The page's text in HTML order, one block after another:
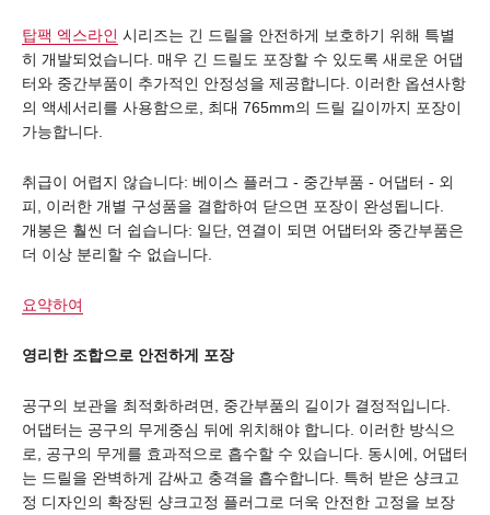
탑팩 엑스라인 시리즈는 긴 드릴을 안전하게 보호하기 위해 특별
히 개발되었습니다. 매우 긴 드릴도 포장할 수 있도록 새로운 어댑
터와 중간부품이 추가적인 안정성을 제공합니다. 이러한 옵션사항
의 액세서리를 사용함으로, 최대 765mm의 드릴 길이까지 포장이
가능합니다.
취급이 어렵지 않습니다: 베이스 플러그 - 중간부품 - 어댑터 - 외
피, 이러한 개별 구성품을 결합하여 닫으면 포장이 완성됩니다.
개봉은 훨씬 더 쉽습니다: 일단, 연결이 되면 어댑터와 중간부품은
더 이상 분리할 수 없습니다.
요약하여
영리한 조합으로 안전하게 포장
공구의 보관을 최적화하려면, 중간부품의 길이가 결정적입니다.
어댑터는 공구의 무게중심 뒤에 위치해야 합니다. 이러한 방식으
로, 공구의 무게를 효과적으로 흡수할 수 있습니다. 동시에, 어댑터
는 드릴을 완벽하게 감싸고 충격을 흡수합니다. 특허 받은 샹크고
정 디자인의 확장된 샹크고정 플러그로 더욱 안전한 고정을 보장